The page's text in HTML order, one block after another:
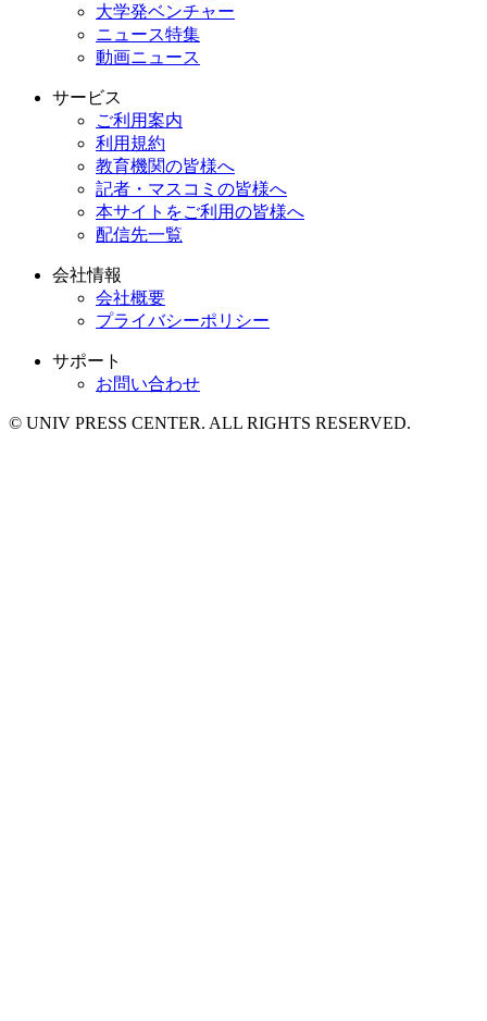
大学発ベンチャー
ニュース特集
動画ニュース
サービス
ご利用案内
利用規約
教育機関の皆様へ
記者・マスコミの皆様へ
本サイトをご利用の皆様へ
配信先一覧
会社情報
会社概要
プライバシーポリシー
サポート
お問い合わせ
© UNIV PRESS CENTER. ALL RIGHTS RESERVED.